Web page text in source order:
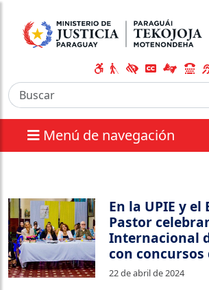
Menú de navegación
En la UPIE y el
Pastor
Internacional
con
22 de abril de 2024